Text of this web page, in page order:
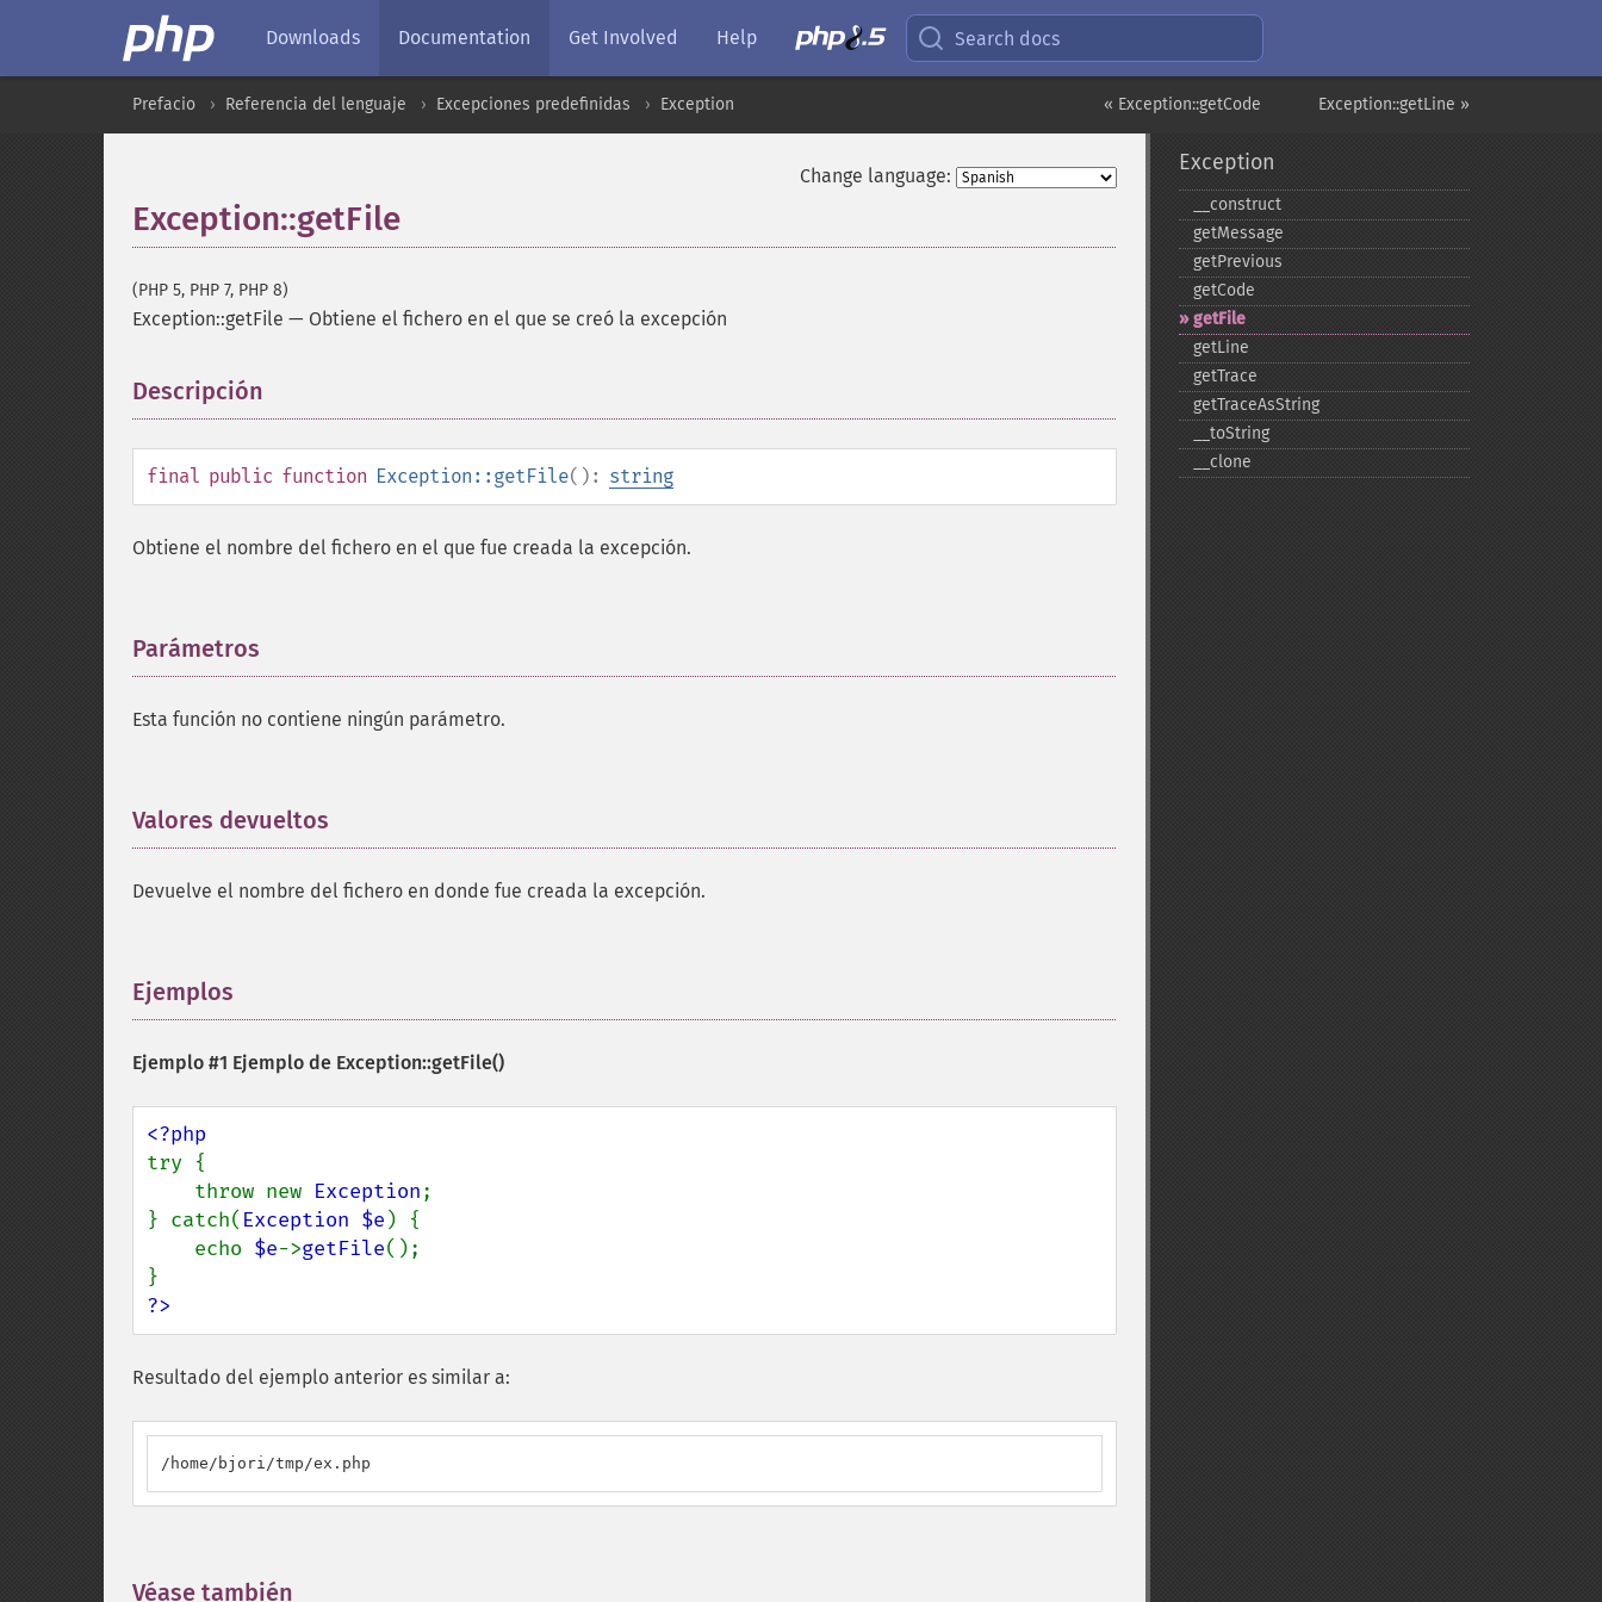
Downloads Documentation Get Involved Help Search docs
Exception::getLine »
« Exception::getCode
Prefacio Referencia del lenguaje Excepciones predefinidas Exception
Change language:
Exception::getFile
(PHP 5, PHP 7, PHP 8)
Exception::getFile — Obtiene el fichero en el que se creó la excepción
Descripción
final public function Exception::getFile(): string
Obtiene el nombre del fichero en el que fue creada la excepción.
Parámetros
Esta función no contiene ningún parámetro.
Valores devueltos
Devuelve el nombre del fichero en donde fue creada la excepción.
Ejemplos
Ejemplo #1 Ejemplo de Exception::getFile()
try {
    throw new
Exception;
} catch( Exception $e ) {
    echo
$e->getFile();
?>
Resultado del ejemplo anterior es similar a:
/home/bjori/tmp/ex.php
Véase también
Exception
_​_​construct
getMessage
getPrevious
getCode
getFile
getLine
getTrace
getTraceAsString
_​_​toString
_​_​clone